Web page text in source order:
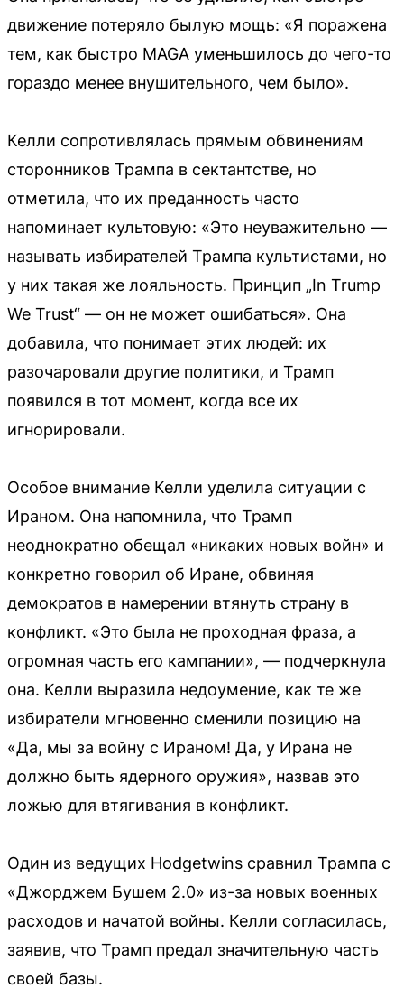
движение потеряло былую мощь: «Я поражена
тем, как быстро MAGA уменьшилось до чего-то
гораздо менее внушительного, чем было».
Келли сопротивлялась прямым обвинениям
сторонников Трампа в сектантстве, но
отметила, что их преданность часто
напоминает культовую: «Это неуважительно —
называть избирателей Трампа культистами, но
у них такая же лояльность. Принцип „In Trump
We Trust“ — он не может ошибаться». Она
добавила, что понимает этих людей: их
разочаровали другие политики, и Трамп
появился в тот момент, когда все их
игнорировали.
Особое внимание Келли уделила ситуации с
Ираном. Она напомнила, что Трамп
неоднократно обещал «никаких новых войн» и
конкретно говорил об Иране, обвиняя
демократов в намерении втянуть страну в
конфликт. «Это была не проходная фраза, а
огромная часть его кампании», — подчеркнула
она. Келли выразила недоумение, как те же
избиратели мгновенно сменили позицию на
«Да, мы за войну с Ираном! Да, у Ирана не
должно быть ядерного оружия», назвав это
ложью для втягивания в конфликт.
Один из ведущих Hodgetwins сравнил Трампа с
«Джорджем Бушем 2.0» из-за новых военных
расходов и начатой войны. Келли согласилась,
заявив, что Трамп предал значительную часть
своей базы.